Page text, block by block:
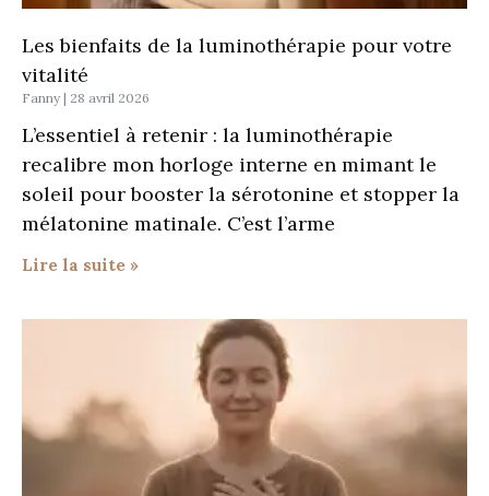
Les bienfaits de la luminothérapie pour votre
vitalité
Fanny 28 avril 2026
L’essentiel à retenir : la luminothérapie
recalibre mon horloge interne en mimant le
soleil pour booster la sérotonine et stopper la
mélatonine matinale. C’est l’arme
Lire la suite »